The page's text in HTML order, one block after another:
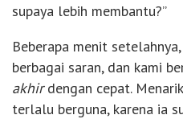
supaya lebih membantu?”
Beberapa menit
berbagai saran, dan kami
akhirdengan cepat.
terlalu berguna, karena ia